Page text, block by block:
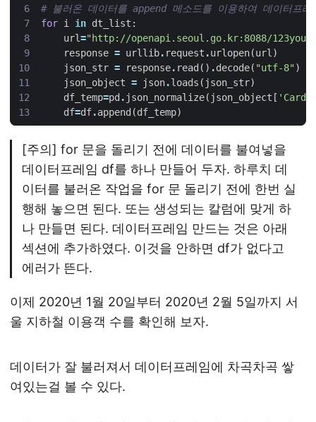
# 불러온 데이터를 append 메소드를 이용하여 데이터프
for i in dt_list :
url="http://openapi.seoul.go.kr:8088/
response = urllib. request .urlopen(url )
json_str = response. read () .decode( "utf-8")
json_object = json.loads ( json_str)
df_temp=pd . json_normalize( json_object [
df=df.append (df_temp)
[주의] for 문을 돌리기 전에 데이터를 불여넣을
데이터프레임 df를 하나 만들어 두자. 하루치 데
이터를 불러온 작업을 for 문 돌리기 전에 한번 실
행해 놓으면 된다. 또는 생성되는 칼럼에 맞게 하
나 만들면 된다. 데이터프레임 만드는 것은 아래
섹션에 추가하였다. 이것을 안하면 df가 없다고
에러가 뜬다.
이제 2020년 1월 20일부터 2020년 2월 5일까지 서
울 지하철 이용객 수를 확인해 보자.
데이터가 잘 불러져서 데이터프레임에 차곡차곡 쌓
여있는걸 볼 수 있다.